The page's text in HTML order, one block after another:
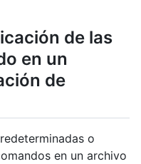
de las
en un
de
o
en un archivo